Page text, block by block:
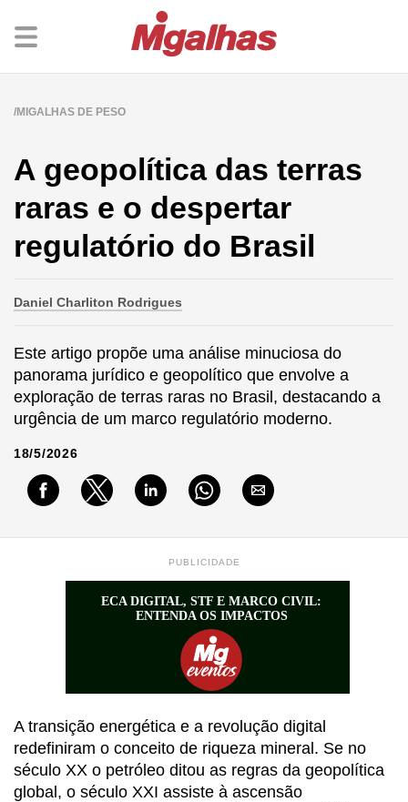
MIGALHAS DE PESO
A geopolítica das terras
raras e o despertar
regulatório do Brasil
Daniel Charliton Rodrigues
Este artigo propõe uma análise minuciosa do
panorama jurídico e geopolítico que envolve a
exploração de terras raras no Brasil, destacando a
urgência de um marco regulatório moderno.
18/5/2026
PUBLICIDADE
A transição energética e a revolução digital
redefiniram o conceito de riqueza mineral. Se no
século XX o petróleo ditou as regras da geopolítica
global, o século XXI assiste à ascensão